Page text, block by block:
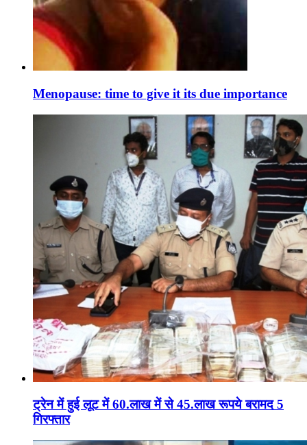
Menopause: time to give it its due importance
ट्रेन में हुई लूट में 60.लाख में से 45.लाख रूपये बरामद 5
गिरफ्तार